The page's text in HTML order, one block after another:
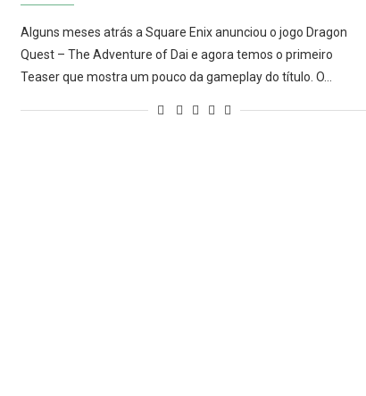
Alguns meses atrás a Square Enix anunciou o jogo Dragon
Quest – The Adventure of Dai e agora temos o primeiro
Teaser que mostra um pouco da gameplay do título. O…